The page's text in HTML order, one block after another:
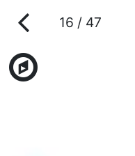
16 / 47